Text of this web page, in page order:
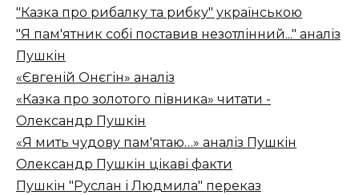
"Казка про рибалку та рибку" українською
"Я пам'ятник собі поставив незотлінний..." аналіз
Пушкін
«Євгеній Онєгін» аналіз
«Казка про золотого півника» читати -
Олександр Пушкін
«Я мить чудову пам'ятаю…» аналіз Пушкін
Олександр Пушкін цікаві факти
Пушкін "Руслан і Людмила" переказ